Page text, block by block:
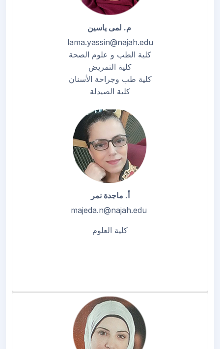
م. لمى ياسين
lama.yassin@najah.edu
كلية الطب و علوم الصحة
كلية طب وجراحة الأسنان
كلية الصيدلة
أ. ماجدة نمر
majeda.n@najah.edu
كلية العلوم